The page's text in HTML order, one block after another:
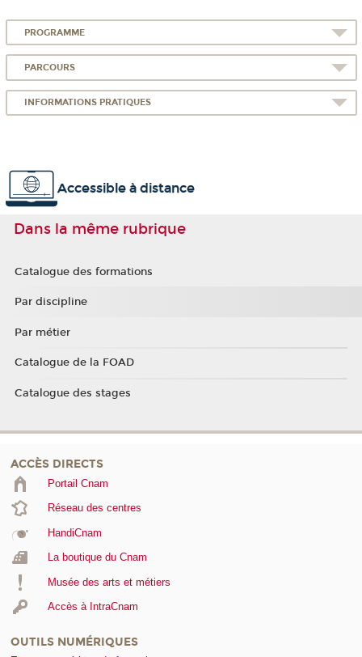
PROGRAMME
PARCOURS
INFORMATIONS PRATIQUES
Accessible à distance
Dans la même rubrique
Catalogue des formations
Par discipline
Par métier
Catalogue de la FOAD
Catalogue des stages
ACCÈS DIRECTS
Portail Cnam
Réseau des centres
HandiCnam
La boutique du Cnam
Musée des arts et métiers
Accès à IntraCnam
OUTILS NUMÉRIQUES